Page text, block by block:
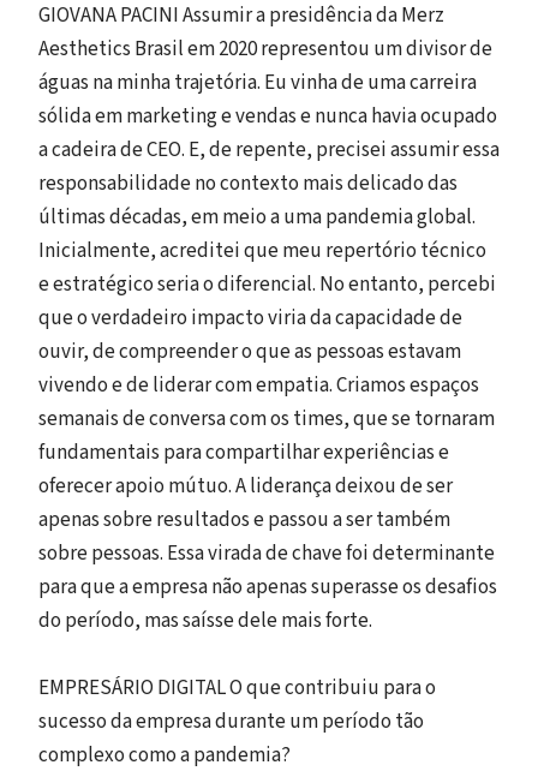
GIOVANA PACINI Assumir a presidência da Merz
Aesthetics Brasil em 2020 representou um divisor de
águas na minha trajetória. Eu vinha de uma carreira
sólida em marketing e vendas e nunca havia ocupado
a cadeira de CEO. E, de repente, precisei assumir essa
responsabilidade no contexto mais delicado das
últimas décadas, em meio a uma pandemia global.
Inicialmente, acreditei que meu repertório técnico
e estratégico seria o diferencial. No entanto, percebi
que o verdadeiro impacto viria da capacidade de
ouvir, de compreender o que as pessoas estavam
vivendo e de liderar com empatia. Criamos espaços
semanais de conversa com os times, que se tornaram
fundamentais para compartilhar experiências e
oferecer apoio mútuo. A liderança deixou de ser
apenas sobre resultados e passou a ser também
sobre pessoas. Essa virada de chave foi determinante
para que a empresa não apenas superasse os desafios
do período, mas saísse dele mais forte.
EMPRESÁRIO DIGITAL O que contribuiu para o
sucesso da empresa durante um período tão
complexo como a pandemia?